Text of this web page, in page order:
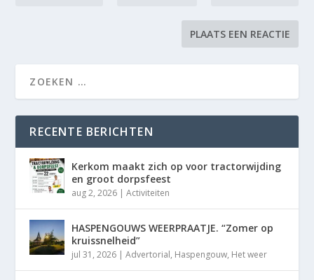
RECENTE BERICHTEN
Kerkom maakt zich op voor tractorwijding
en groot dorpsfeest
aug 2, 2026 |Activiteiten
HASPENGOUWS WEERPRAATJE. “Zomer op
kruissnelheid”
jul 31, 2026 |Advertorial, Haspengouw, Het weer